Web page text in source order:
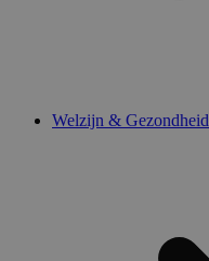
Welzijn & Gezondheid